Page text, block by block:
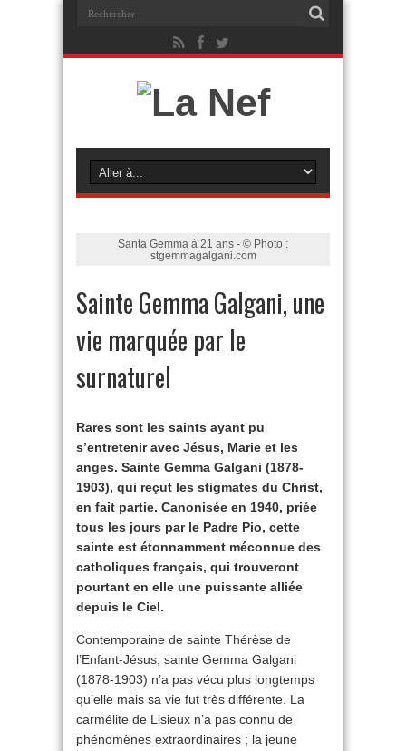
Santa Gemma à 21 ans - © Photo :
stgemmagalgani.com
Sainte Gemma Galgani, une
vie marquée par le
surnaturel
Rares sont les saints ayant pu
s’entretenir avec Jésus, Marie et les
anges. Sainte Gemma Galgani (1878-
1903), qui reçut les stigmates du Christ,
en fait partie. Canonisée en 1940, priée
tous les jours par le Padre Pio, cette
sainte est étonnamment méconnue des
catholiques français, qui trouveront
pourtant en elle une puissante alliée
depuis le Ciel.
Contemporaine de sainte Thérèse de
l’Enfant-Jésus, sainte Gemma Galgani
(1878-1903) n’a pas vécu plus longtemps
qu’elle mais sa vie fut très différente. La
carmélite de Lisieux n’a pas connu de
phénomènes extraordinaires ; la jeune